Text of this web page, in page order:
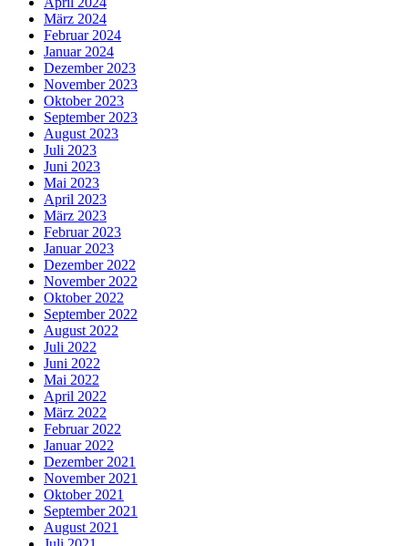
März 2024
Februar 2024
Januar 2024
Dezember 2023
November 2023
Oktober 2023
September 2023
August 2023
Juli 2023
Juni 2023
Mai 2023
April 2023
März 2023
Februar 2023
Januar 2023
Dezember 2022
November 2022
Oktober 2022
September 2022
August 2022
Juli 2022
Juni 2022
Mai 2022
April 2022
März 2022
Februar 2022
Januar 2022
Dezember 2021
November 2021
Oktober 2021
September 2021
August 2021